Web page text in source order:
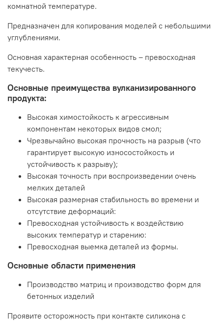
комнатной температуре.
Предназначен для копирования моделей с небольшими
углублениями.
Основная характерная особенность – превосходная
текучесть.
Основные преимущества вулканизированного
продукта:
Высокая химостойкость к агрессивным
компонентам некоторых видов смол;
Чрезвычайно высокая прочность на разрыв (что
гарантирует высокую износостойкость и
устойчивость к разрыву);
Высокая точность при воспроизведении очень
мелких деталей
Высокая размерная стабильность во времени и
отсутствие деформаций:
Превосходная устойчивость к воздействию
высоких температур и старению:
Превосходная выемка деталей из формы.
Основные области применения
Производство матриц и производство форм для
бетонных изделий
Проявите осторожность при контакте силикона с